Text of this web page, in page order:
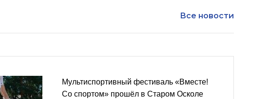
Все новости
Мультиспортивный фестиваль «Вместе!
Со спортом» прошёл в Старом Осколе